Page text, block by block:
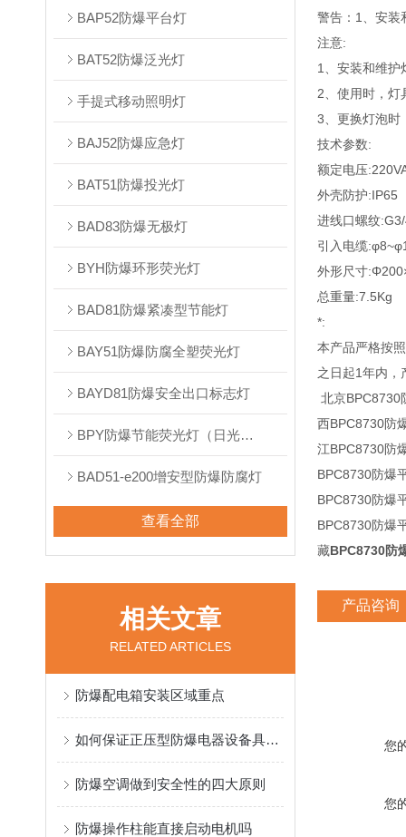
BAP52防爆平台灯
BAT52防爆泛光灯
手提式移动照明灯
BAJ52防爆应急灯
BAT51防爆投光灯
BAD83防爆无极灯
BYH防爆环形荧光灯
BAD81防爆紧凑型节能灯
BAY51防爆防腐全塑荧光灯
BAYD81防爆安全出口标志灯
BPY防爆节能荧光灯（日光灯）
BAD51-e200增安型防爆防腐灯
查看全部
相关文章
RELATED ARTICLES
防爆配电箱安装区域重点
如何保证正压型防爆电器设备具有良好的防爆性
防爆空调做到安全性的四大原则
防爆操作柱能直接启动电机吗
警告：1、安装
注意:
1、安装和维护
2、使用时，灯
3、更换灯泡时
技术参数:
额定电压
外壳防护:IP65
进线口螺纹
引入电缆
外形尺寸
总重量:7.5Kg
*:
本产品严格按
之日起1年内，
北京BPC8730
西BPC8730防
江BPC8730防
BPC8730防爆
BPC8730防爆
BPC8730防爆
藏BPC8730防
产品咨询
您
您